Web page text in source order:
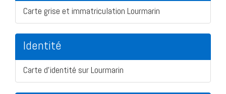
Carte grise et immatriculation Lourmarin
Identité
Carte d'identité sur Lourmarin